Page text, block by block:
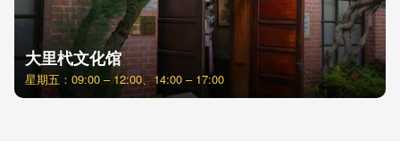
大里杙文化馆
星期五：09:00 – 12:00、14:00 – 17:00